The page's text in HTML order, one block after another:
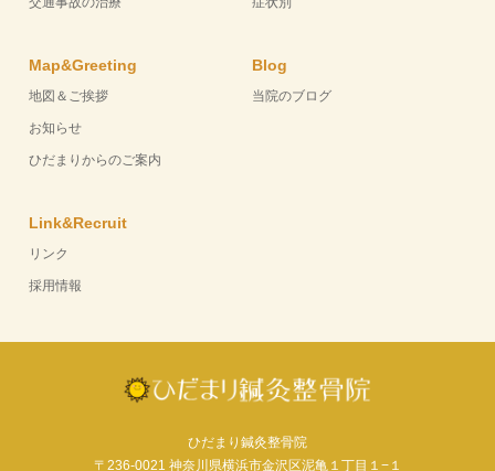
Map&Greeting
地図＆ご挨拶
お知らせ
ひだまりからのご案内
Blog
当院のブログ
Link&Recruit
リンク
採用情報
ひだまり鍼灸整骨院
〒236-0021 神奈川県横浜市金沢区泥亀１丁目１−１